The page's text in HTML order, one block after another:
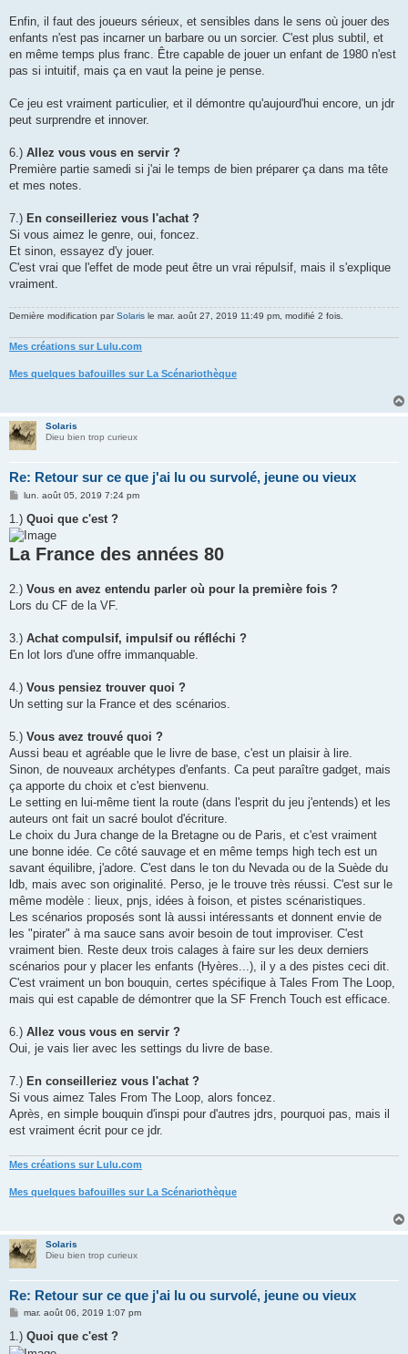
Enfin, il faut des joueurs sérieux, et sensibles dans le sens où jouer des
enfants n'est pas incarner un barbare ou un sorcier. C'est plus subtil, et
en même temps plus franc. Être capable de jouer un enfant de 1980 n'est
pas si intuitif, mais ça en vaut la peine je pense.
Ce jeu est vraiment particulier, et il démontre qu'aujourd'hui encore, un jdr
peut surprendre et innover.
6.) Allez vous vous en servir ?
Première partie samedi si j'ai le temps de bien préparer ça dans ma tête
et mes notes.
7.) En conseilleriez vous l'achat ?
Si vous aimez le genre, oui, foncez.
Et sinon, essayez d'y jouer.
C'est vrai que l'effet de mode peut être un vrai répulsif, mais il s'explique
vraiment.
Dernière modification parSolaris le mar. août 27, 2019 11:49 pm, modifié 2 fois.
Mes créations sur Lulu.com
Mes quelques bafouilles sur La Scénariothèque
Solaris
Dieu bien trop curieux
Re: Retour sur ce que j'ai lu ou survolé, jeune ou vieux
M
s
s
a
g
e
lun. août 05, 2019 7:24 pm
1.) Quoi que c'est ?
La France des années 80
2.) Vous en avez entendu parler où pour la première fois ?
Lors du CF de la VF.
3.) Achat compulsif, impulsif ou réfléchi ?
En lot lors d'une offre immanquable.
4.) Vous pensiez trouver quoi ?
Un setting sur la France et des scénarios.
5.) Vous avez trouvé quoi ?
Aussi beau et agréable que le livre de base, c'est un plaisir à lire.
Sinon, de nouveaux archétypes d'enfants. Ca peut paraître gadget, mais
ça apporte du choix et c'est bienvenu.
Le setting en lui-même tient la route (dans l'esprit du jeu j'entends) et les
auteurs ont fait un sacré boulot d'écriture.
Le choix du Jura change de la Bretagne ou de Paris, et c'est vraiment
une bonne idée. Ce côté sauvage et en même temps high tech est un
savant équilibre, j'adore. C'est dans le ton du Nevada ou de la Suède du
ldb, mais avec son originalité. Perso, je le trouve très réussi. C'est sur le
même modèle : lieux, pnjs, idées à foison, et pistes scénaristiques.
Les scénarios proposés sont là aussi intéressants et donnent envie de
les "pirater" à ma sauce sans avoir besoin de tout improviser. C'est
vraiment bien. Reste deux trois calages à faire sur les deux derniers
scénarios pour y placer les enfants (Hyères...), il y a des pistes ceci dit.
C'est vraiment un bon bouquin, certes spécifique à Tales From The Loop,
mais qui est capable de démontrer que la SF French Touch est efficace.
6.) Allez vous vous en servir ?
Oui, je vais lier avec les settings du livre de base.
7.) En conseilleriez vous l'achat ?
Si vous aimez Tales From The Loop, alors foncez.
Après, en simple bouquin d'inspi pour d'autres jdrs, pourquoi pas, mais il
est vraiment écrit pour ce jdr.
Mes créations sur Lulu.com
Mes quelques bafouilles sur La Scénariothèque
Solaris
Dieu bien trop curieux
Re: Retour sur ce que j'ai lu ou survolé, jeune ou vieux
M
s
s
mar. août 06, 2019 1:07 pm
1.) Quoi que c'est ?